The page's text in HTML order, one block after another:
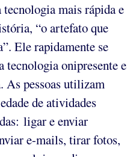
tecnologia mais rápida e
“o artefato que
Ele rapidamente se
tecnologia onipresente e
As pessoas utilizam
de atividades
ligar e enviar
e-mails, tirar fotos,